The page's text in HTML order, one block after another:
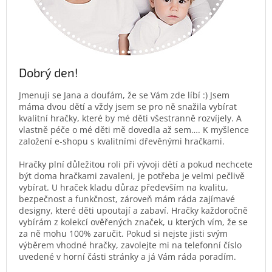
Dobrý den!
Jmenuji se Jana a doufám, že se Vám zde líbí :) Jsem
máma dvou dětí a vždy jsem se pro ně snažila vybírat
kvalitní hračky, které by mé děti všestranně rozvíjely. A
vlastně péče o mé děti mě dovedla až sem…. K myšlence
založení e-shopu s kvalitními dřevěnými hračkami.
Hračky plní důležitou roli při vývoji dětí a pokud nechcete
být doma hračkami zavaleni, je potřeba je velmi pečlivě
vybírat. U hraček kladu důraz především na kvalitu,
bezpečnost a funkčnost, zároveň mám ráda zajímavé
designy, které děti upoutají a zabaví. Hračky každoročně
vybírám z kolekcí ověřených značek, u kterých vím, že se
za ně mohu 100% zaručit. Pokud si nejste jisti svým
výběrem vhodné hračky, zavolejte mi na telefonní číslo
uvedené v horní části stránky a já Vám ráda poradím.